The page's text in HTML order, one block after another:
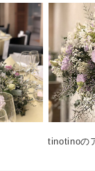
tinotinoの